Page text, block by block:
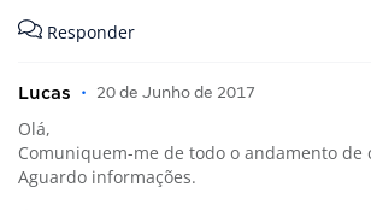
Responder
Lucas • 20 de Junho de 2017
Olá,
Comuniquem-me de todo o andamento de
Aguardo informações.